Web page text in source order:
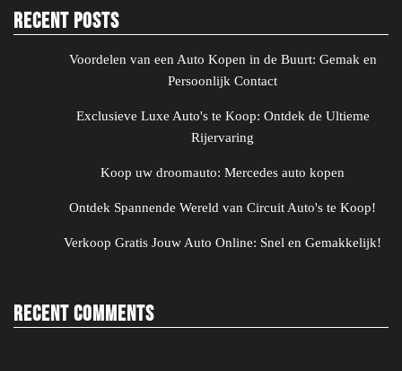
Recent Posts
Voordelen van een Auto Kopen in de Buurt: Gemak en
Persoonlijk Contact
Exclusieve Luxe Auto's te Koop: Ontdek de Ultieme
Rijervaring
Koop uw droomauto: Mercedes auto kopen
Ontdek Spannende Wereld van Circuit Auto's te Koop!
Verkoop Gratis Jouw Auto Online: Snel en Gemakkelijk!
Recent Comments